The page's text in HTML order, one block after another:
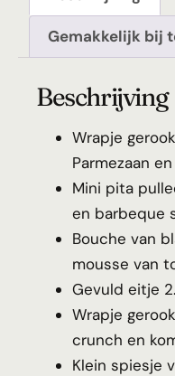
Gemakkelijk bij
Beschrijving
Wrapje
Parmezaan
Mini pita
en barbeque
Bouche van
mousse van
Gevuld eitje
Wrapje
crunch en
Klein spiesje